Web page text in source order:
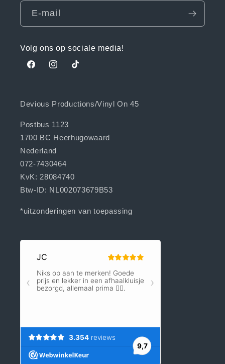
E‑mail
Volg ons op sociale media!
FacebookInstagramTikTok
Devious Productions/Vinyl On 45
Postbus 1123
1700 BC Heerhugowaard
Nederland
072-7430464
KvK: 28084740
Btw-ID: NL002073679B53
*uitzonderingen van toepassing